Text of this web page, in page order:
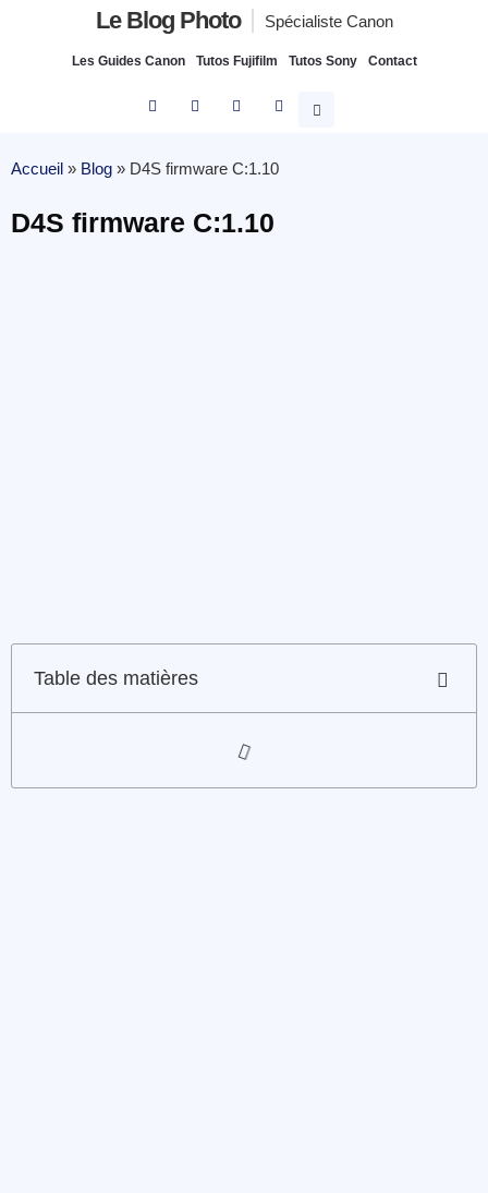
Le Blog Photo Spécialiste Canon
Les Guides Canon Tutos Fujifilm Tutos Sony Contact
Accueil » Blog » D4S firmware C:1.10
D4S firmware C:1.10
Table des matières